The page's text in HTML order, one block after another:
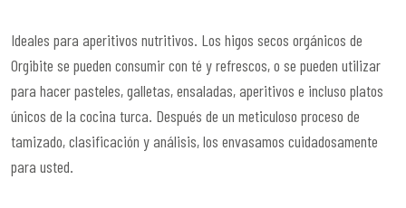
Ideales para aperitivos nutritivos. Los higos secos orgánicos de
Orgibite se pueden consumir con té y refrescos, o se pueden utilizar
para hacer pasteles, galletas, ensaladas, aperitivos e incluso platos
únicos de la cocina turca. Después de un meticuloso proceso de
tamizado, clasificación y análisis, los envasamos cuidadosamente
para usted.